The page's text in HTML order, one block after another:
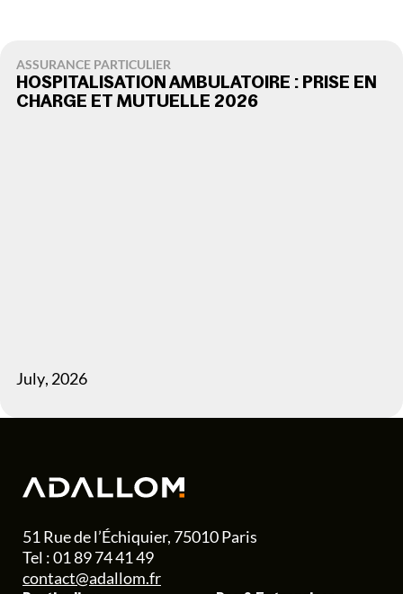
ASSURANCE PARTICULIER
HOSPITALISATION AMBULATOIRE : PRISE EN
CHARGE ET MUTUELLE 2026
July, 2026
51 Rue de l’Échiquier, 75010 Paris
Tel : 01 89 74 41 49
contact@adallom.fr